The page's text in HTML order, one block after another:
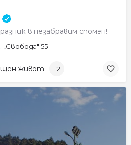
в незабравим спомен!
„Свобода" 55
живот +2